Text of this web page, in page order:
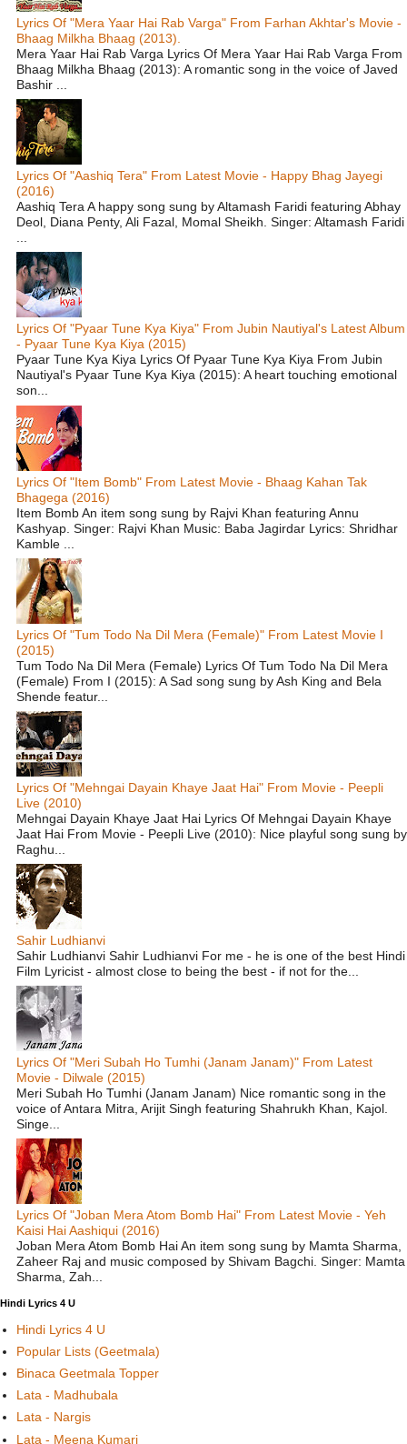
Lyrics Of "Mera Yaar Hai Rab Varga" From Farhan Akhtar's Movie -
Bhaag Milkha Bhaag (2013).
Mera Yaar Hai Rab Varga Lyrics Of Mera Yaar Hai Rab Varga From
Bhaag Milkha Bhaag (2013): A romantic song in the voice of Javed
Bashir ...
Lyrics Of "Aashiq Tera" From Latest Movie - Happy Bhag Jayegi
(2016)
Aashiq Tera A happy song sung by Altamash Faridi featuring Abhay
Deol, Diana Penty, Ali Fazal, Momal Sheikh. Singer: Altamash Faridi
Lyrics Of "Pyaar Tune Kya Kiya" From Jubin Nautiyal's Latest Album
- Pyaar Tune Kya Kiya (2015)
Pyaar Tune Kya Kiya Lyrics Of Pyaar Tune Kya Kiya From Jubin
Nautiyal's Pyaar Tune Kya Kiya (2015): A heart touching emotional
son...
Lyrics Of "Item Bomb" From Latest Movie - Bhaag Kahan Tak
Bhagega (2016)
Item Bomb An item song sung by Rajvi Khan featuring Annu
Kashyap. Singer: Rajvi Khan Music: Baba Jagirdar Lyrics: Shridhar
Kamble ...
Lyrics Of "Tum Todo Na Dil Mera (Female)" From Latest Movie I
(2015)
Tum Todo Na Dil Mera (Female) Lyrics Of Tum Todo Na Dil Mera
(Female) From I (2015): A Sad song sung by Ash King and Bela
Shende featur...
Lyrics Of "Mehngai Dayain Khaye Jaat Hai" From Movie - Peepli
Live (2010)
Mehngai Dayain Khaye Jaat Hai Lyrics Of Mehngai Dayain Khaye
Jaat Hai From Movie - Peepli Live (2010): Nice playful song sung by
Raghu...
Sahir Ludhianvi
Sahir Ludhianvi Sahir Ludhianvi For me - he is one of the best Hindi
Film Lyricist - almost close to being the best - if not for the...
Lyrics Of "Meri Subah Ho Tumhi (Janam Janam)" From Latest
Movie - Dilwale (2015)
Meri Subah Ho Tumhi (Janam Janam) Nice romantic song in the
voice of Antara Mitra, Arijit Singh featuring Shahrukh Khan, Kajol.
Singe...
Lyrics Of "Joban Mera Atom Bomb Hai" From Latest Movie - Yeh
Kaisi Hai Aashiqui (2016)
Joban Mera Atom Bomb Hai An item song sung by Mamta Sharma,
Zaheer Raj and music composed by Shivam Bagchi. Singer: Mamta
Sharma, Zah...
Hindi Lyrics 4 U
Hindi Lyrics 4 U
Popular Lists (Geetmala)
Binaca Geetmala Topper
Lata - Madhubala
Lata - Nargis
Lata - Meena Kumari